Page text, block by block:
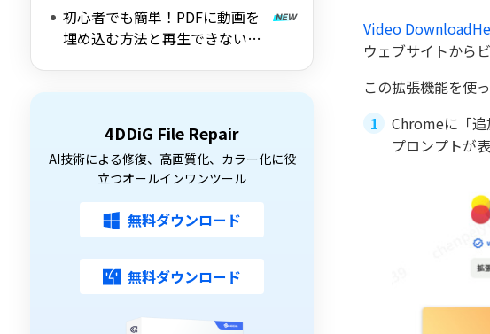
初心者でも簡単！PDFに動画を
埋め込む方法と再生できない場
4DDiG File Repair
AI技術による修復、高画質化、カラー化に役
立つオールインワンツール
無料ダウンロード
無料ダウンロード
Video
ウェブサイトから
この拡張機能を使
Chromeに「
プロンプトが